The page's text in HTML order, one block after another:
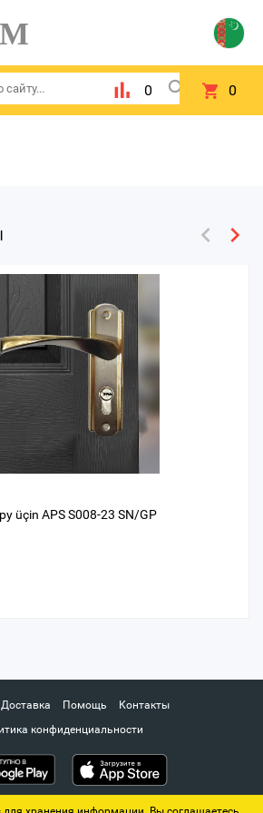
0 0
üçin APS S008-23 SN/GP
Доставка Помощь
Контакты
конфиденциальности